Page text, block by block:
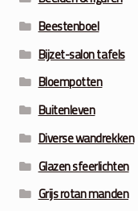
Beestenboel
Bijzet-salon tafels
Bloempotten
Buitenleven
Diverse wandrekken
Glazen sfeerlichten
Grijs rotan manden